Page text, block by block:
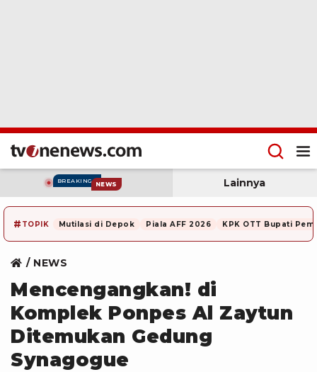
BREAKING NEWS Lainnya
# TOPIK Mutilasi di Depok Piala AFF 2026 KPK OTT Bupati
NEWS
Mencengangkan! di
Komplek Ponpes Al Zaytun
Ditemukan Gedung
Synagogue